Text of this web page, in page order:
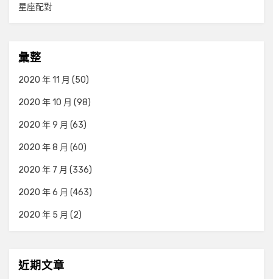
星座配對
彙整
2020 年 11 月 (50)
2020 年 10 月 (98)
2020 年 9 月 (63)
2020 年 8 月 (60)
2020 年 7 月 (336)
2020 年 6 月 (463)
2020 年 5 月 (2)
近期文章